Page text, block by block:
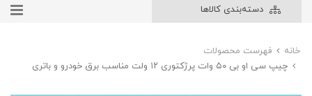
دسته‌بندی کالاها
خانه
فهرست محصولات
چیپ سی او بی ۵۰ وات پرژکتوری ۱۲ ولت مناسب برق خودرو و باتری